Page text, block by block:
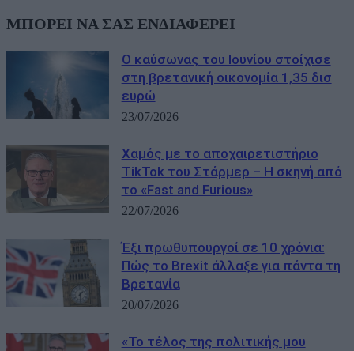
ΜΠΟΡΕΙ ΝΑ ΣΑΣ ΕΝΔΙΑΦΕΡΕΙ
Ο καύσωνας του Ιουνίου στοίχισε
στη βρετανική οικονομία 1,35 δισ
ευρώ
23/07/2026
Χαμός με το αποχαιρετιστήριο
TikTok του Στάρμερ – Η σκηνή από
το «Fast and Furious»
22/07/2026
Έξι πρωθυπουργοί σε 10 χρόνια:
Πώς το Brexit άλλαξε για πάντα τη
Βρετανία
20/07/2026
«Το τέλος της πολιτικής μου